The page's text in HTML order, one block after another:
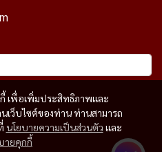
เพื่อเพิ่มประสิทธิภาพและ
เว็บไซต์ของท่าน ท่านสามารถ
นโยบายความเป็นส่วนตัว และ
ายคุกกี้